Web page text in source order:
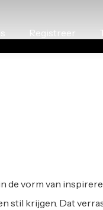
Registreer
de vorm van
stil krijgen. Dat